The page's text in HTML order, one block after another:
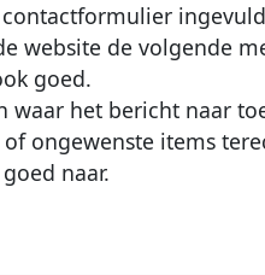
website de volgende
goed.
waar het bericht naar
ongewenste items
naar.